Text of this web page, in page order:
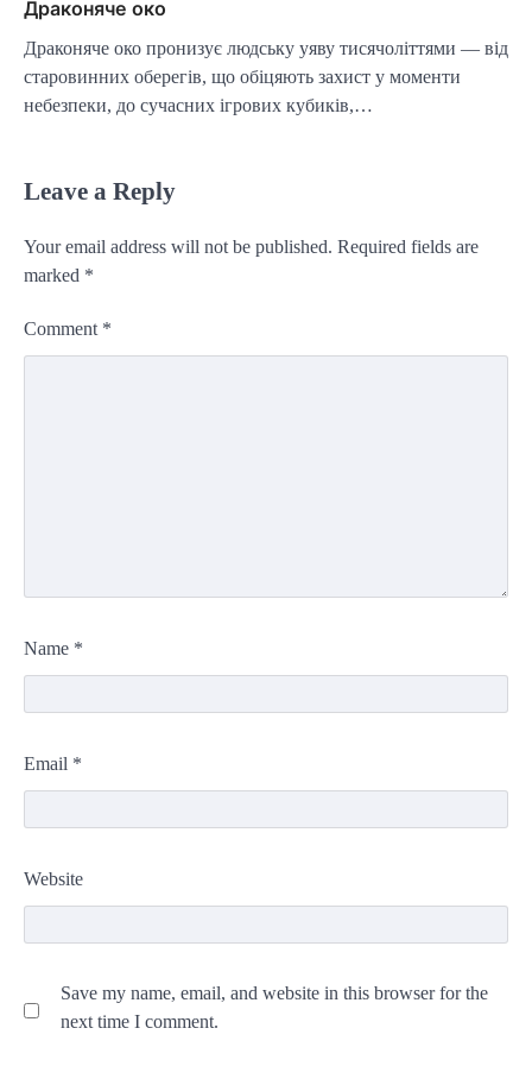
Драконяче око
Драконяче око пронизує людську уяву тисячоліттями — від
старовинних оберегів, що обіцяють захист у моменти
небезпеки, до сучасних ігрових кубиків,…
Leave a Reply
Your email address will not be published. Required fields are
marked *
Comment *
Name *
Email *
Website
Save my name, email, and website in this browser for the
next time I comment.